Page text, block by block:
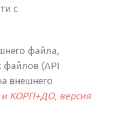
с
файла,
файлов (API
внешнего
и КОРП+ДО, версия